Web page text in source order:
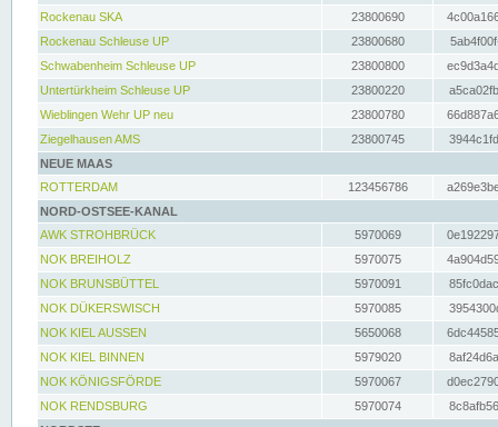
Rockenau SKA
23800690
Rockenau Schleuse UP
23800680
Schwabenheim Schleuse UP
23800800
Untertürkheim Schleuse UP
23800220
Wieblingen Wehr UP neu
23800780
Ziegelhausen AMS
23800745
NEUE MAAS
ROTTERDAM
123456786
NORD-OSTSEE-KANAL
AWK STROHBRÜCK
5970069
NOK BREIHOLZ
5970075
NOK BRUNSBÜTTEL
5970091
NOK DÜKERSWISCH
5970085
NOK KIEL AUSSEN
5650068
NOK KIEL BINNEN
5979020
NOK KÖNIGSFÖRDE
5970067
NOK RENDSBURG
5970074